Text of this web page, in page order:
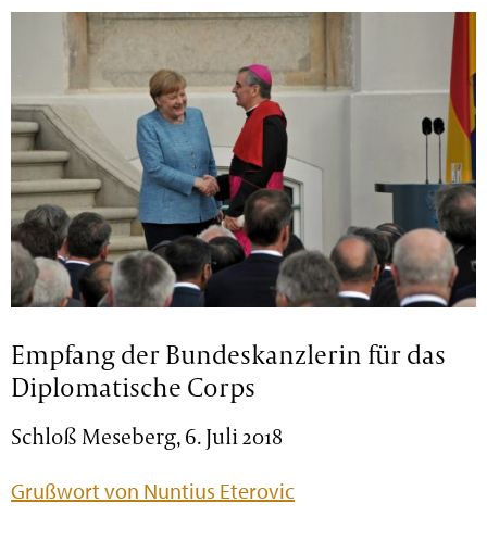
Empfang der Bundeskanzlerin für das
Diplomatische Corps
Schloß Meseberg, 6. Juli 2018
Grußwort von Nuntius Eterovic